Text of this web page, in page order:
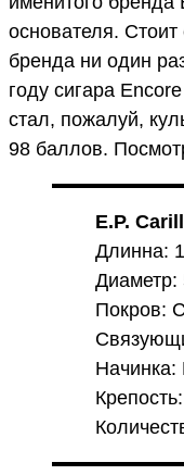
основателя. Стоит
бренда ни один
году сигара
стал, пожалуй,
98 баллов.
E.P.
Длинна:
Диаметр:
Покров:
Начинка: